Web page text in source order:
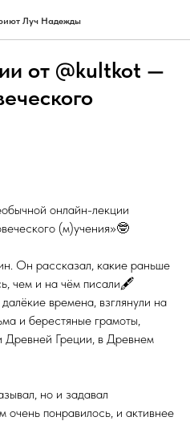
Луч Надежды
от @kultkot —
онлайн-лекции
(м)учения»🤓
Он рассказал, какие раньше
чем и на чём писали🖋
времена, взглянули на
и берестяные грамоты,
Древней Греции, в Древнем
но и задавал
очень понравилось, и активнее